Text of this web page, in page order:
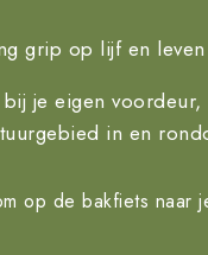
grip op lijf en leven
bij je eigen
in en
op de bakfiets naar